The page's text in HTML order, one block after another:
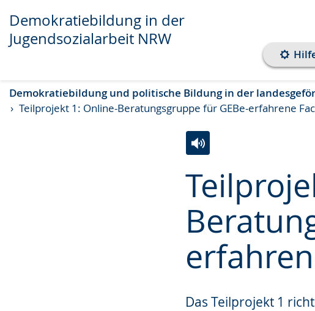
Transkript anzeigen
Abspielen
Pausieren
Demokratiebildung in der
Jugendsozialarbeit NRW
Demokratiebildung und politische Bildung in der
Teilprojekt 1: Online-Beratungsgruppe für GEBe-erfahrene
Das Teilprojekt 1
Leichten
Sprache
wechseln.
Audio-
Unterstützung.
Video
in
Deutscher
Gebärdensprache
wird
angezeigt.